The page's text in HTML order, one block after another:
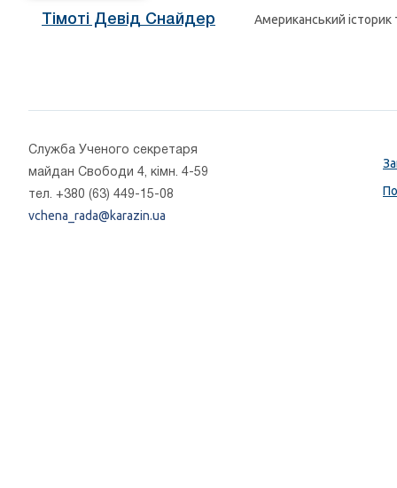
Тімоті Девід Снайдер Американський
Cлужба Ученого секретаря
майдан Свободи 4, кімн. 4-59
тел. +380 (63) 449-15-08
vchena_rada@karazin.ua